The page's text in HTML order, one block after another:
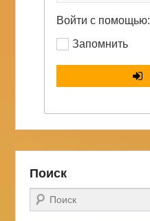
Войти с помощью:
Запомнить
Поиск
Поиск